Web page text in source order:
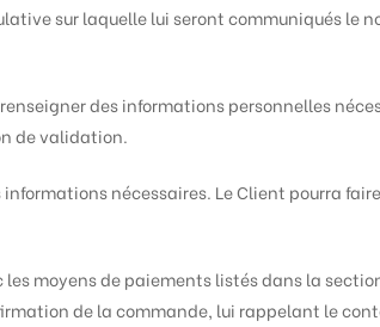
sur laquelle lui seront communiqués le
des informations personnelles
de validation.
nécessaires. Le Client pourra
moyens de paiements listés dans la
de la commande, lui rappelant le